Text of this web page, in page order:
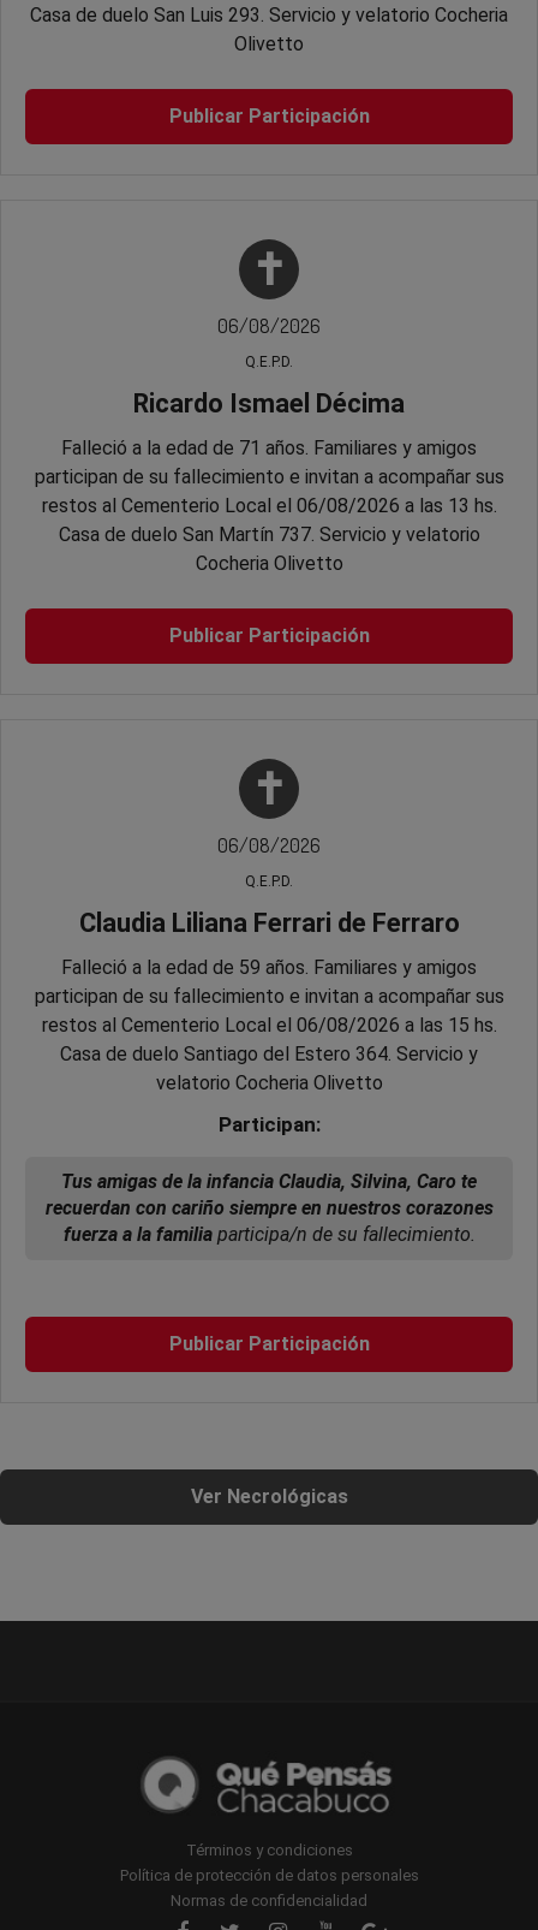
Casa de duelo San Luis 293. Servicio y velatorio Cocheria
Olivetto
Publicar Participación
✝
06/08/2026
Q.E.P.D.
Ricardo Ismael Décima
Falleció a la edad de 71 años. Familiares y amigos
participan de su fallecimiento e invitan a acompañar sus
restos al Cementerio Local el 06/08/2026 a las 13 hs.
Casa de duelo San Martín 737. Servicio y velatorio
Cocheria Olivetto
Publicar Participación
✝
06/08/2026
Q.E.P.D.
Claudia Liliana Ferrari de Ferraro
Falleció a la edad de 59 años. Familiares y amigos
participan de su fallecimiento e invitan a acompañar sus
restos al Cementerio Local el 06/08/2026 a las 15 hs.
Casa de duelo Santiago del Estero 364. Servicio y
velatorio Cocheria Olivetto
Participan:
Tus amigas de la infancia Claudia, Silvina, Caro te
recuerdan con cariño siempre en nuestros corazones
fuerza a la familiaparticipa/n de su fallecimiento.
Publicar Participación
Ver Necrológicas
Términos y condiciones
Política de protección de datos personales
Normas de confidencialidad